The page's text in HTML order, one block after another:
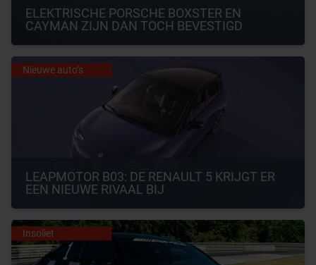
ELEKTRISCHE PORSCHE BOXSTER EN
CAYMAN ZIJN DAN TOCH BEVESTIGD
Nieuwe auto’s
LEAPMOTOR B03: DE RENAULT 5 KRIJGT ER
EEN NIEUWE RIVAAL BIJ
Insoliet